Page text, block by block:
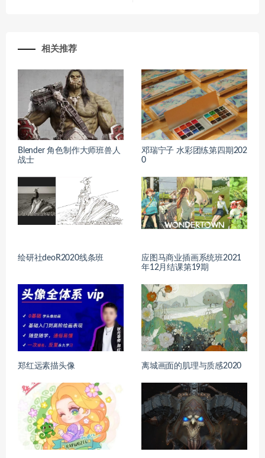
相关推荐
Blender 角色制作大师班兽人
战士
邓瑞宁子 水彩团练第四期202
0
绘研社deoR2020线条班
应图马商业插画系统班2021
年12月结课第19期
郑红远素描头像 离城画面的肌理与质感2020